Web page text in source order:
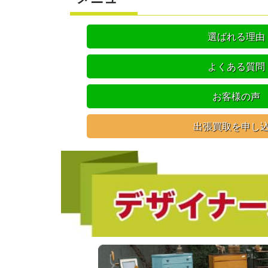
選ばれる理由
よくある質問
お客様の声
出張買取を申し